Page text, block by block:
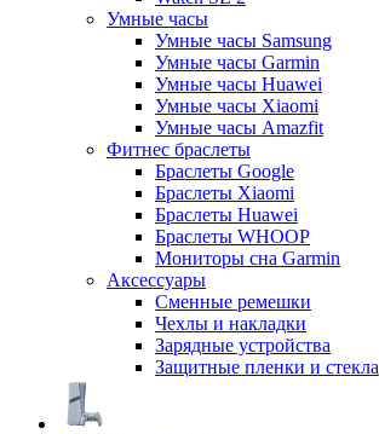
Умные часы
Умные часы Samsung
Умные часы Garmin
Умные часы Huawei
Умные часы Xiaomi
Умные часы Amazfit
Фитнес браслеты
Браслеты Google
Браслеты Xiaomi
Браслеты Huawei
Браслеты WHOOP
Мониторы сна Garmin
Аксессуары
Сменные ремешки
Чехлы и накладки
Зарядные устройства
Защитные пленки и стекла